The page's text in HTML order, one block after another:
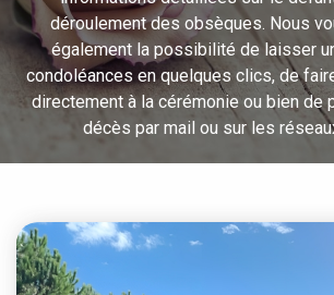
déroulement des obsèques. Nous
également la possibilité de laisser
condoléances en quelques clics, de
directement à la cérémonie ou bien de
décès par mail ou sur les